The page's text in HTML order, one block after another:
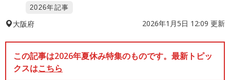
2026年記事
大阪府 2026年1月5日 12:09 更新
この記事は2026年夏休み特集のものです。最新トピッ
クスはこちら